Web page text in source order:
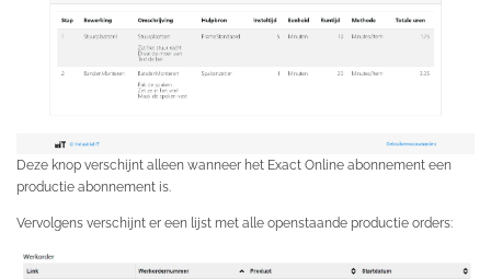
Deze knop verschijnt alleen wanneer het Exact Online abonnement een
productie abonnement is.
Vervolgens verschijnt er een lijst met alle openstaande productie orders: